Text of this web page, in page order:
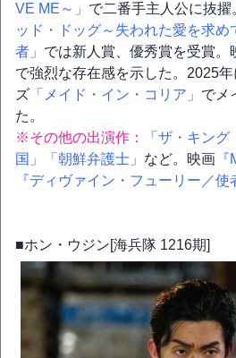
VE ME～」 で二番手主人公に抜
ッド・ドッグ～失われた愛を求め
者」 では新人賞、優秀賞を受賞。
で強烈な存在感を示した。2025
ズ 「メイド・イン・コリア」 でメ
た。
※その他の出演作：
「ザ・キング
国」
「朝鮮弁護士」 など。映画
『ディヴァイン・フューリー／使
■ホン・ウジン[海兵隊 1216期]